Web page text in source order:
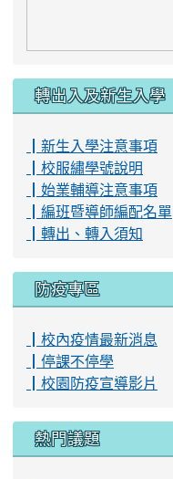
轉出入及新生入學
┃新生入學注意事項
┃校服繡學號說明
┃始業輔導注意事項
┃編班暨導師編配名單
┃轉出、轉入須知
防疫專區
┃校內疫情最新消息
┃停課不停學
┃校園防疫宣導影片
熱門議題